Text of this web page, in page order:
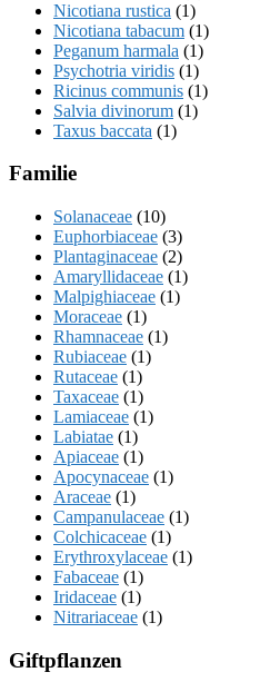
Nicotiana rustica (1)
Nicotiana tabacum (1)
Peganum harmala (1)
Psychotria viridis (1)
Ricinus communis (1)
Salvia divinorum (1)
Taxus baccata (1)
Familie
Solanaceae (10)
Euphorbiaceae (3)
Plantaginaceae (2)
Amaryllidaceae (1)
Malpighiaceae (1)
Moraceae (1)
Rhamnaceae (1)
Rubiaceae (1)
Rutaceae (1)
Taxaceae (1)
Lamiaceae (1)
Labiatae (1)
Apiaceae (1)
Apocynaceae (1)
Araceae (1)
Campanulaceae (1)
Colchicaceae (1)
Erythroxylaceae (1)
Fabaceae (1)
Iridaceae (1)
Nitrariaceae (1)
Giftpflanzen